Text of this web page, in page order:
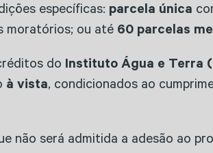
específicas: parcela única
moratórios; ou até 60 parcelas
do Instituto Água e Terra
à vista, condicionados ao
não será admitida a adesão ao